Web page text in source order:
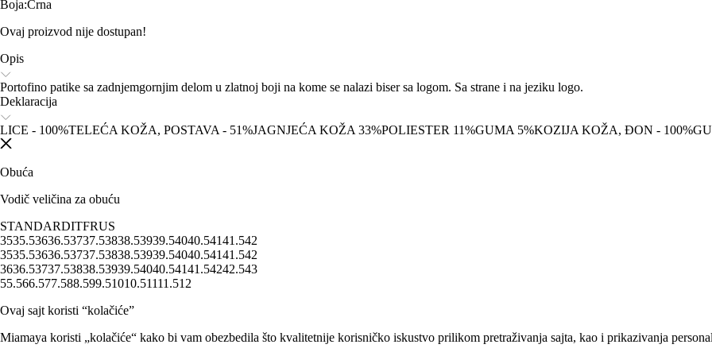
Boja:Crna
Ovaj proizvod nije dostupan!
Opis
Portofino patike sa zadnjemgornjim delom u zlatnoj boji na kome se nalazi biser sa logom. Sa strane i na jeziku logo.
Deklaracija
LICE - 100%TELEĆA KOŽA, POSTAVA - 51%JAGNJEĆA KOŽA 33%POLIESTER 11%GUMA 5%KOZIJA KOŽA, ĐON -
Obuća
Vodič veličina za obuću
STANDARDITFRUS
3535.53636.53737.53838.53939.54040.54141.542
3535.53636.53737.53838.53939.54040.54141.542
3636.53737.53838.53939.54040.54141.54242.543
55.566.577.588.599.51010.51111.512
Ovaj sajt koristi “kolačiće”
Miamaya koristi „kolačiće“ kako bi vam obezbedila što kvalitetnije korisničko iskustvo prilikom pretraživanja sajta, kao i prikazivanja